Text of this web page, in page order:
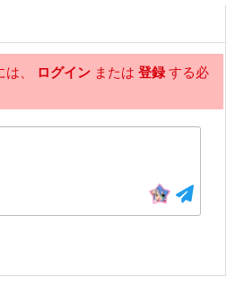
第1話
3年前
は、 ログイン または 登録する必